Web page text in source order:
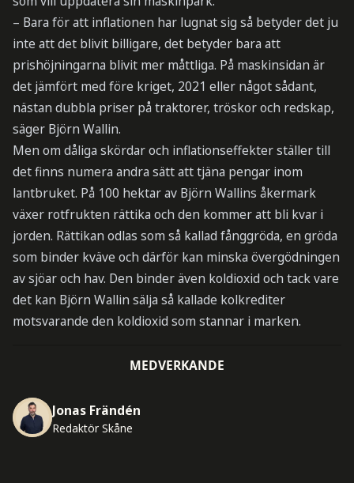
– Bara för att inflationen har lugnat sig så betyder det ju
inte att det blivit billigare, det betyder bara att
prishöjningarna blivit mer måttliga. På maskinsidan är
det jämfört med före kriget, 2021 eller något sådant,
nästan dubbla priser på traktorer, tröskor och redskap,
säger Björn Wallin.
Men om dåliga skördar och inflationseffekter ställer till
det finns numera andra sätt att tjäna pengar inom
lantbruket. På 100 hektar av Björn Wallins åkermark
växer rotfrukten rättika och den kommer att bli kvar i
jorden. Rättikan odlas som så kallad fånggröda, en gröda
som binder kväve och därför kan minska övergödningen
av sjöar och hav. Den binder även koldioxid och tack vare
det kan Björn Wallin sälja så kallade kolkrediter
motsvarande den koldioxid som stannar i marken.
MEDVERKANDE
Jonas Frändén
Redaktör Skåne